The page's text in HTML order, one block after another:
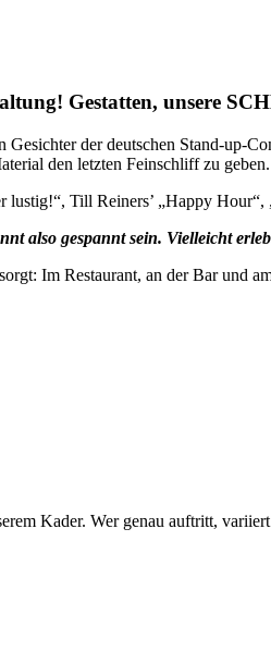
Gestatten, unsere
Gesichter der deutschen Stand-
den letzten Feinschliff zu geben.
lustig!“, Till Reiners’ „Happy
also gespannt sein. Vielleicht
Im Restaurant, an der Bar und
Kader. Wer genau auftritt,